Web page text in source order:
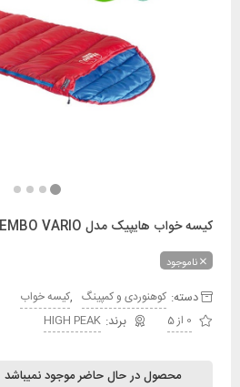
کیسه خواب هایپیک مدل HIGH PEAK TEMBO VARIO
ناموجود
دسته: کوهنوردی و کمپینگ
کیسه خواب
0 از 5
HIGH PEAK
محصول در حال حاضر موجود نمیباشد